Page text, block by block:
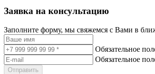
Заявка на консультацию
Заполните форму, мы свяжемся с Вами в
Обязательное
Обязательное
Отправить